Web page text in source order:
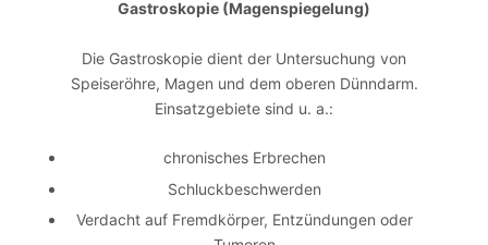
Gastroskopie (Magenspiegelung)
Die Gastroskopie dient der Untersuchung von
Speiseröhre, Magen und dem oberen Dünndarm.
Einsatzgebiete sind u. a.:
chronisches Erbrechen
Schluckbeschwerden
Verdacht auf Fremdkörper, Entzündungen oder